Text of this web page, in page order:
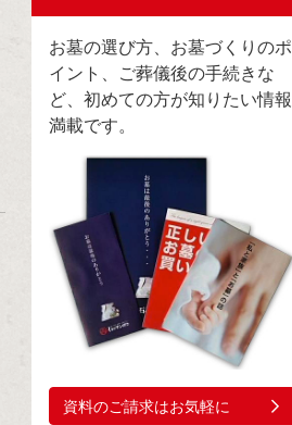
お墓の選び方、お墓づくりのポ
イント、ご葬儀後の手続きな
ど、初めての方が知りたい情報
満載です。
資料のご請求はお気軽に